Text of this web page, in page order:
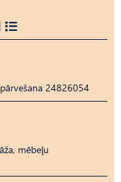
24826054
mēbeļu